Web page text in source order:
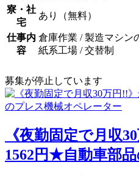
寮・社
宅
あり（無料）
仕事内
容
倉庫作業 / 製造マシン
紙系工場 / 交替制
募集が停止しています
《夜勤固定で月収
1562円★自動車部